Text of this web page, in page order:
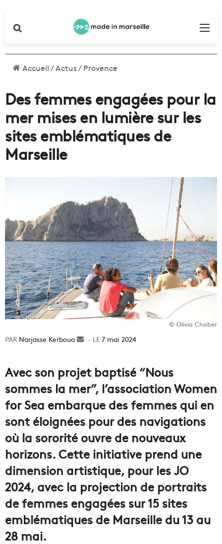
Accueil/Actus/Provence
Des femmes engagées pour la
mer mises en lumière sur les
sites emblématiques de
Marseille
© Olivia Chaber
Narjasse Kerboua
Envoyer7 mai 2024
Avec son projet baptisé “Nous
sommes la mer”, l’association Women
for Sea embarque des femmes qui en
sont éloignées pour des navigations
où la sororité ouvre de nouveaux
horizons. Cette initiative prend une
dimension artistique, pour les JO
2024, avec la projection de portraits
de femmes engagées sur 15 sites
emblématiques de Marseille du 13 au
28 mai.